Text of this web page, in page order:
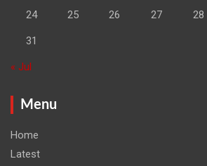
24 25 26 27 28
31
« Jul
Menu
Home
Latest